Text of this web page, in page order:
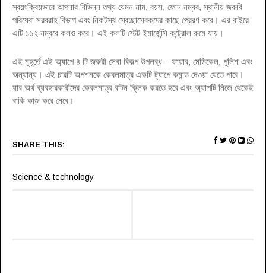
স্বয়ংক্রিয়ভাবে আপনার বিভিন্ন তথ্য যেমন নাম, বয়স, ফোন নম্বর, স্থানীয় জরুরি
পরিষেবা সরবরাহ বিভাগ এবং নিকটস্থ স্বেচ্ছাসেবকদের কাছে প্রেরণ করে। এর বাইরে
এটি ১১২ নম্বরে কলও করে। এই কলটি স্টেট ইমার্জেন্সি কন্ট্রোল রুমে যায়।
এই মুহূর্তে এই অ্যাপে ৪ টি জরুরী সেবা বিকল্প উপলব্ধ – ফায়ার, মেডিকেল, পুলিশ এবং
অন্যান্য। এই চারটি অপশনকে কেবলমাত্র একটি ট্যাপে কমান্ড দেওয়া যেতে পারে।
যার অর্থ ব্যবহারকারীদের কেবলমাত্র বাটন ক্লিক করতে হবে এবং অ্যাপটি নিজে থেকেই
বাকি কাজ করে নেবে।
SHARE THIS:
Science & technology